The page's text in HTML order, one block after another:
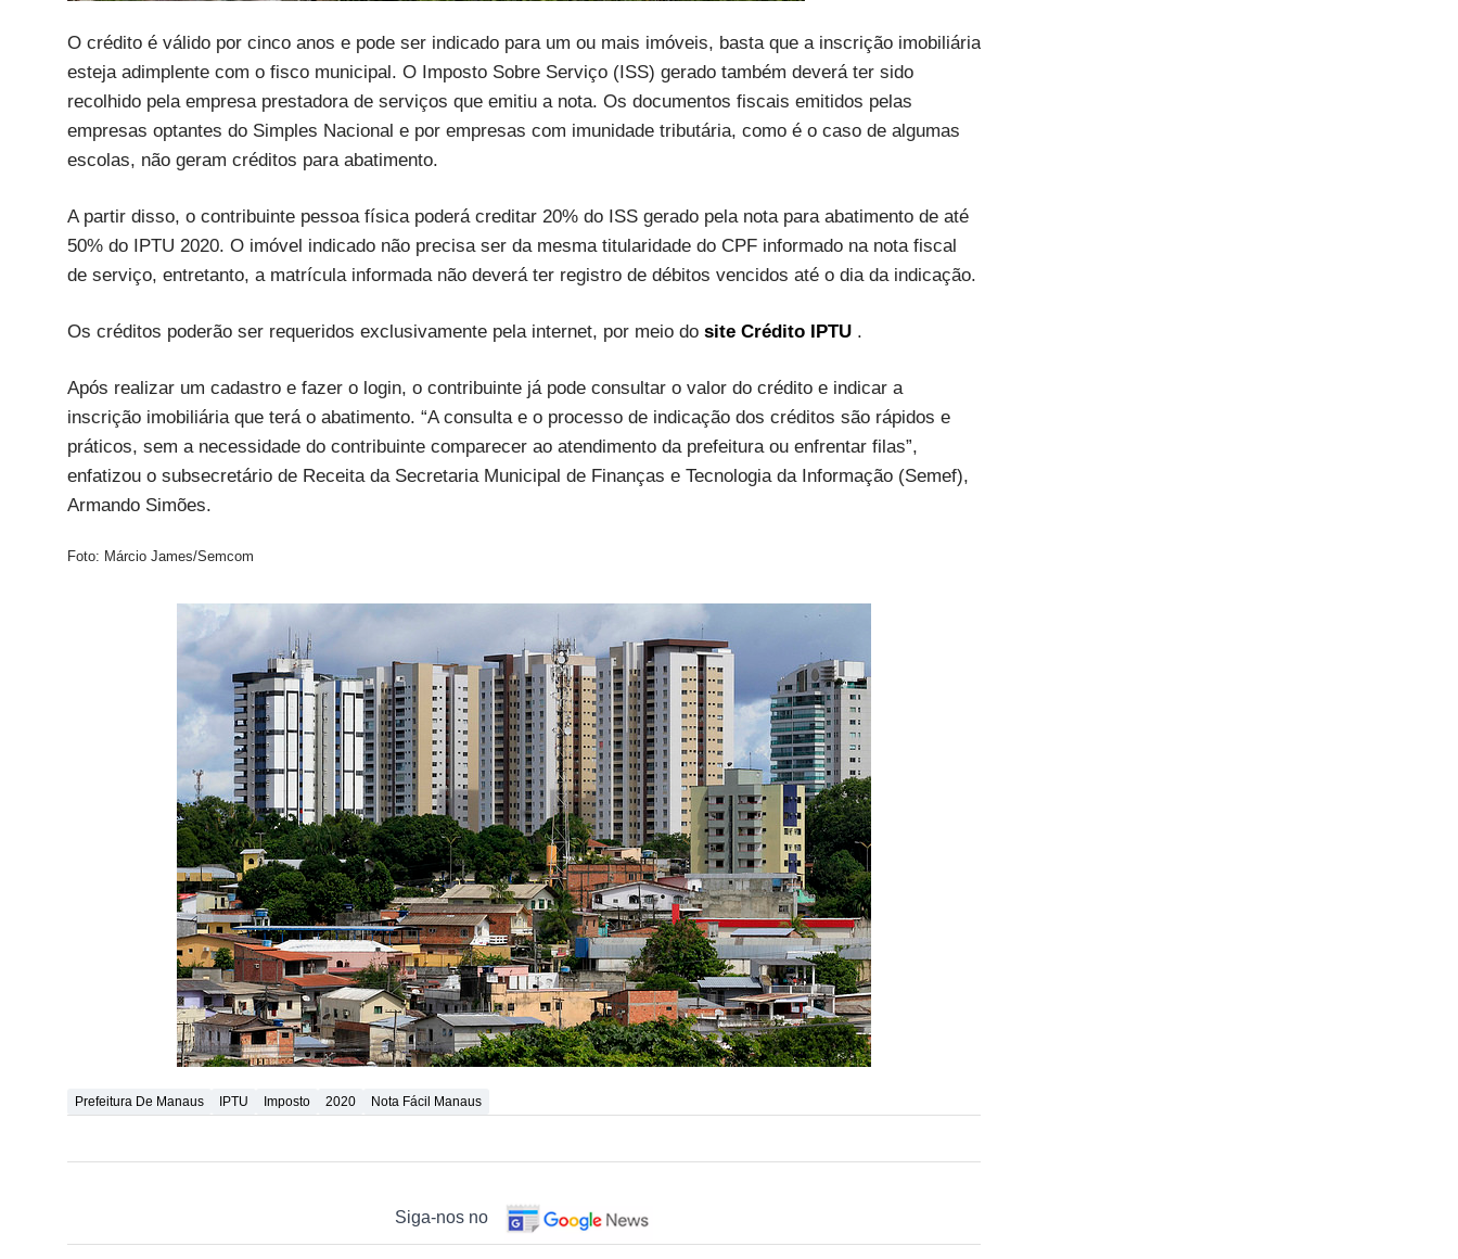
O crédito é válido por cinco anos e pode ser indicado para um ou mais imóveis, basta que a inscrição imobiliária
esteja adimplente com o fisco municipal. O Imposto Sobre Serviço (ISS) gerado também deverá ter sido
recolhido pela empresa prestadora de serviços que emitiu a nota. Os documentos fiscais emitidos pelas
empresas optantes do Simples Nacional e por empresas com imunidade tributária, como é o caso de algumas
escolas, não geram créditos para abatimento.
A partir disso, o contribuinte pessoa física poderá creditar 20% do ISS gerado pela nota para abatimento de até
50% do IPTU 2020. O imóvel indicado não precisa ser da mesma titularidade do CPF informado na nota fiscal
de serviço, entretanto, a matrícula informada não deverá ter registro de débitos vencidos até o dia da indicação.
Os créditos poderão ser requeridos exclusivamente pela internet, por meio do site Crédito IPTU .
Após realizar um cadastro e fazer o login, o contribuinte já pode consultar o valor do crédito e indicar a
inscrição imobiliária que terá o abatimento. “A consulta e o processo de indicação dos créditos são rápidos e
práticos, sem a necessidade do contribuinte comparecer ao atendimento da prefeitura ou enfrentar filas”,
enfatizou o subsecretário de Receita da Secretaria Municipal de Finanças e Tecnologia da Informação (Semef),
Armando Simões.
Foto: Márcio James/Semcom
Prefeitura De Manaus IPTU Imposto 2020 Nota Fácil Manaus
Siga-nos no